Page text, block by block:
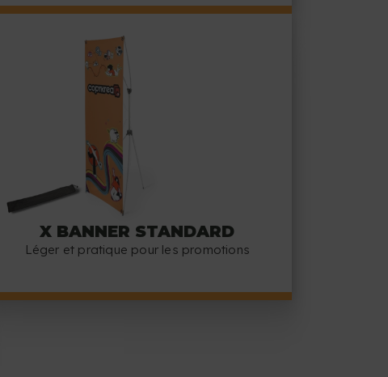
X BANNER STANDARD
Léger et pratique pour les promotions